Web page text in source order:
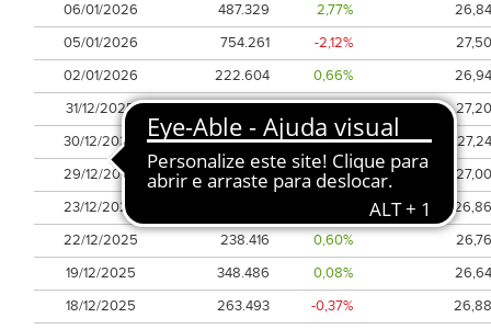
06/01/2026
487.329 2,77%
26,84
05/01/2026
754.261 -2,12%
27,50
02/01/2026
222.604 0,66%
26,94
31/12/2025
177.497 -0,59%
27,20
30/12/2025
243.343 0,52%
27,24
29/12/2025
394.708 0,59%
27,00
23/12/2025
26,86
22/12/2025
238.416 0,60%
26,76
19/12/2025
348.486 0,08%
26,64
18/12/2025
263.493 -0,37%
26,88